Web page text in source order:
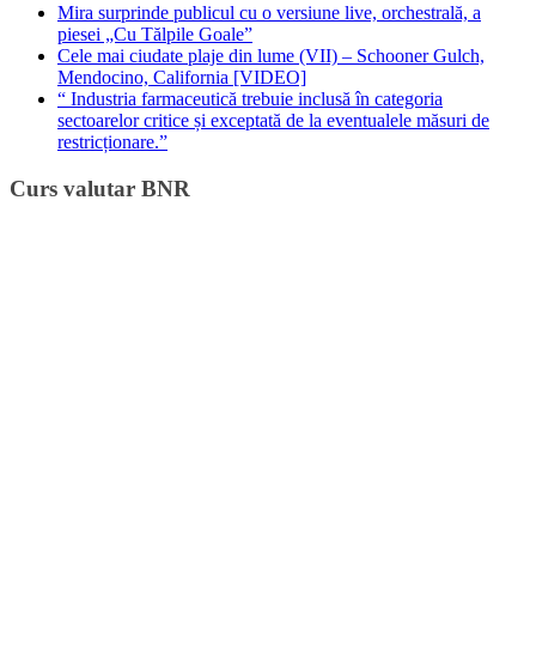
Mira surprinde publicul cu o versiune live, orchestrală, a
piesei „Cu Tălpile Goale”
Cele mai ciudate plaje din lume (VII) – Schooner Gulch,
Mendocino, California [VIDEO]
“ Industria farmaceutică trebuie inclusă în categoria
sectoarelor critice și exceptată de la eventualele măsuri de
restricționare.”
Curs valutar BNR